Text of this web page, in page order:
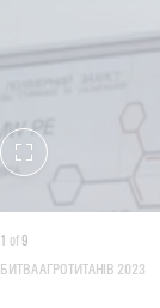
Toggle
1 of9
БИТВА АГРОТИТАНІВ 2023